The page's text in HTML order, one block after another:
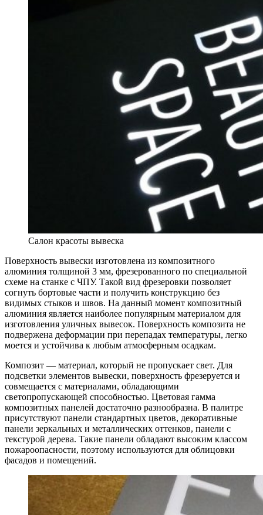
Салон красоты вывеска
Поверхность вывески изготовлена из композитного
алюминия толщиной 3 мм, фрезерованного по специальной
схеме на станке с ЧПУ. Такой вид фрезеровки позволяет
согнуть бортовые части и получить конструкцию без
видимых стыков и швов. На данный момент композитный
алюминия является наиболее популярным материалом для
изготовления уличных вывесок. Поверхность композита не
подвержена деформации при перепадах температуры, легко
моется и устойчива к любым атмосферным осадкам.
Композит — материал, который не пропускает свет. Для
подсветки элементов вывески, поверхность фрезеруется и
совмещается с материалами, обладающими
светопропускающей способностью. Цветовая гамма
композитных панелей достаточно разнообразна. В палитре
присутствуют панели стандартных цветов, декоративные
панели зеркальных и металлических оттенков, панели с
текстурой дерева. Такие панели обладают высоким классом
пожароопасности, поэтому используются для облицовки
фасадов и помещений.